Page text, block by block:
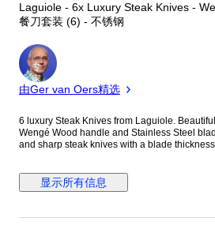
Laguiole - 6x Luxury Steak Knives -
餐刀套装 (6) - 不锈钢
专
家
由Ger van Oers精选
6 luxury Steak Knives from Laguiole. Beautiful Luxury steak knives with a
Wengé Wood handle and Stainless Steel
and sharp steak knives with a blade
Each knife has a protective cover! Object: 6 Luxury Wengé Wood steak
knives from Laguiole Documentation:
steel). Material Handle: Wengé Wood. Blade length: 12.5 cm. Origin:
显示所有信息